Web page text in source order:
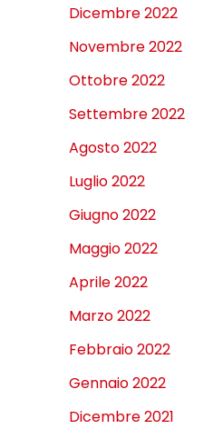
Dicembre 2022
Novembre 2022
Ottobre 2022
Settembre 2022
Agosto 2022
Luglio 2022
Giugno 2022
Maggio 2022
Aprile 2022
Marzo 2022
Febbraio 2022
Gennaio 2022
Dicembre 2021